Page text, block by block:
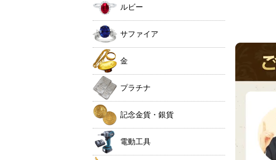
ルビー
サファイア
金
プラチナ
記念金貨・銀貨
電動工具